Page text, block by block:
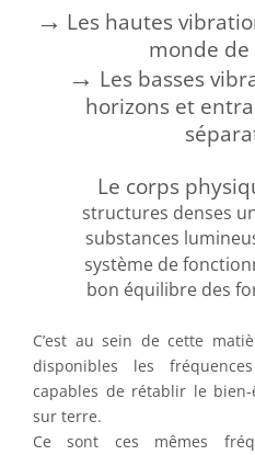
→ Les hautes
monde
→ Les basses
horizons et
Le corps
structures denses
substances
système de
bon équilibre des
C’est au sein de cette
disponibles les
capables de rétablir le
sur terre.
Ce sont ces mêmes